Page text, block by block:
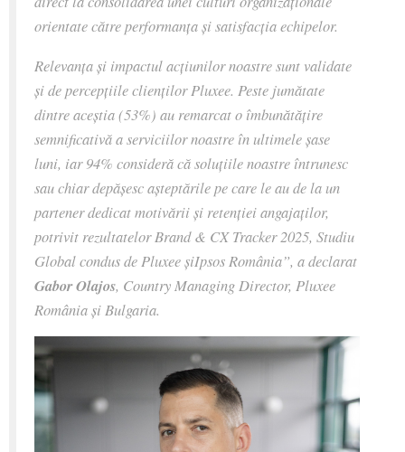
orientate către performanța și satisfacția echipelor.
Relevanța și impactul acțiunilor noastre sunt validate
și de percepțiile clienților Pluxee. Peste jumătate
dintre aceștia (53%) au remarcat o îmbunătățire
semnificativă a serviciilor noastre în ultimele șase
luni, iar 94% consideră că soluțiile noastre întrunesc
sau chiar depășesc așteptările pe care le au de la un
partener dedicat motivării și retenției angajaților,
potrivit rezultatelor Brand & CX Tracker 2025, Studiu
Global condus de Pluxee șiIpsos România”, a declarat
Gabor Olajos, Country Managing Director, Pluxee
România și Bulgaria.